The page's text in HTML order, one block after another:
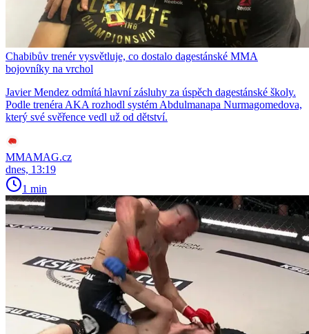
Chabibův trenér vysvětluje, co dostalo dagestánské MMA
bojovníky na vrchol
Javier Mendez odmítá hlavní zásluhy za úspěch dagestánské školy.
Podle trenéra AKA rozhodl systém Abdulmanapa Nurmagomedova,
který své svěřence vedl už od dětství.
MMAMAG.cz
dnes, 13:19
1 min